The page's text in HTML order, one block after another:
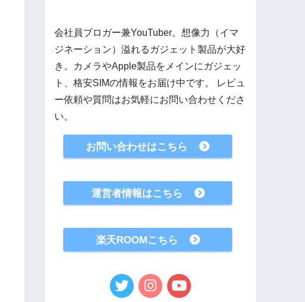
会社員ブロガー兼YouTuber。想像力（イマ
ジネーション）溢れるガジェット製品が大好
き。カメラやApple製品をメインにガジェッ
ト、格安SIMの情報をお届け中です。 レビュ
ー依頼や質問はお気軽にお問い合わせくださ
い。
お問い合わせはこちら
運営者情報はこちら
楽天ROOMこちら